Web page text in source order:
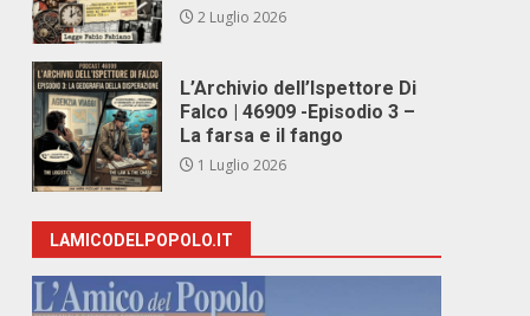
2 Luglio 2026
L’Archivio dell’Ispettore Di
Falco | 46909 -Episodio 3 –
La farsa e il fango
1 Luglio 2026
LAMICODELPOPOLO.IT